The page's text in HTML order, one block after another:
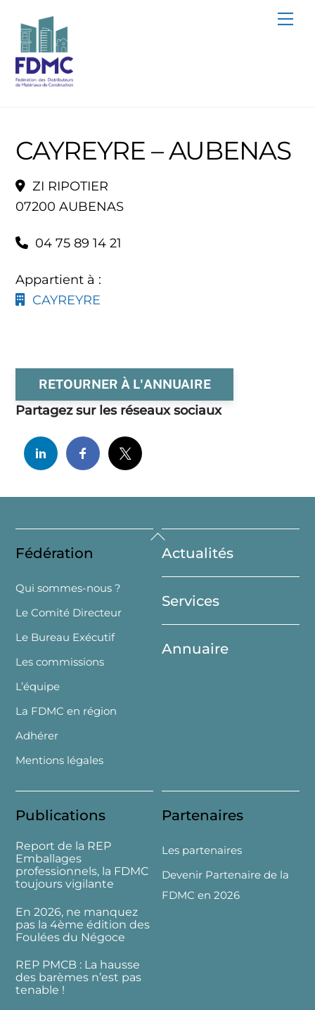
content
CAYREYRE – AUBENAS
ZI RIPOTIER
07200 AUBENAS
04 75 89 14 21
Appartient à :
CAYREYRE
RETOURNER À L'ANNUAIRE
Partagez sur les réseaux sociaux
Back
To
Top
Fédération
Qui sommes-nous ?
Le Comité Directeur
Le Bureau Exécutif
Les commissions
L’équipe
La FDMC en région
Adhérer
Mentions légales
Actualités
Services
Annuaire
Publications
Report de la REP
Emballages
professionnels, la FDMC
toujours vigilante
En 2026, ne manquez
pas la 4ème édition des
Foulées du Négoce
REP PMCB : La hausse
des barèmes n’est pas
tenable !
Partenaires
Les partenaires
Devenir Partenaire de la
FDMC en 2026